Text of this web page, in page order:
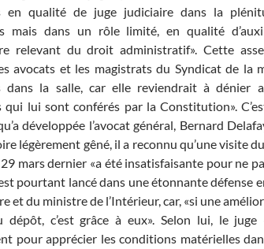
en qualité de juge judiciaire dans la
mais dans un rôle limité, en qualité
relevant du droit administratif». Cette
avocats et les magistrats du Syndicat de la
dans la salle, car elle reviendrait à dénier
qui lui sont conférés par la Constitution».
développée l’avocat général, Bernard
légèrement gêné, il a reconnu qu’une visite
mars dernier «a été insatisfaisante pour ne
pourtant lancé dans une étonnante défense
et du ministre de l’Intérieur, car, «si une
dépôt, c’est grâce à eux». Selon lui, le juge
pour apprécier les conditions matérielles